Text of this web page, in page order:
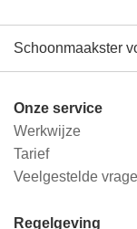
Schoonmaakster
Onze service
Werkwijze
Tarief
Veelgestelde
Regelgeving